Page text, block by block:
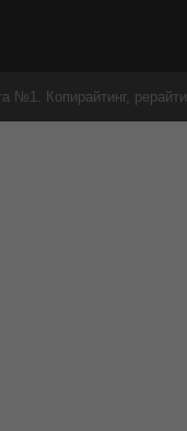
№1. Копирайтинг,